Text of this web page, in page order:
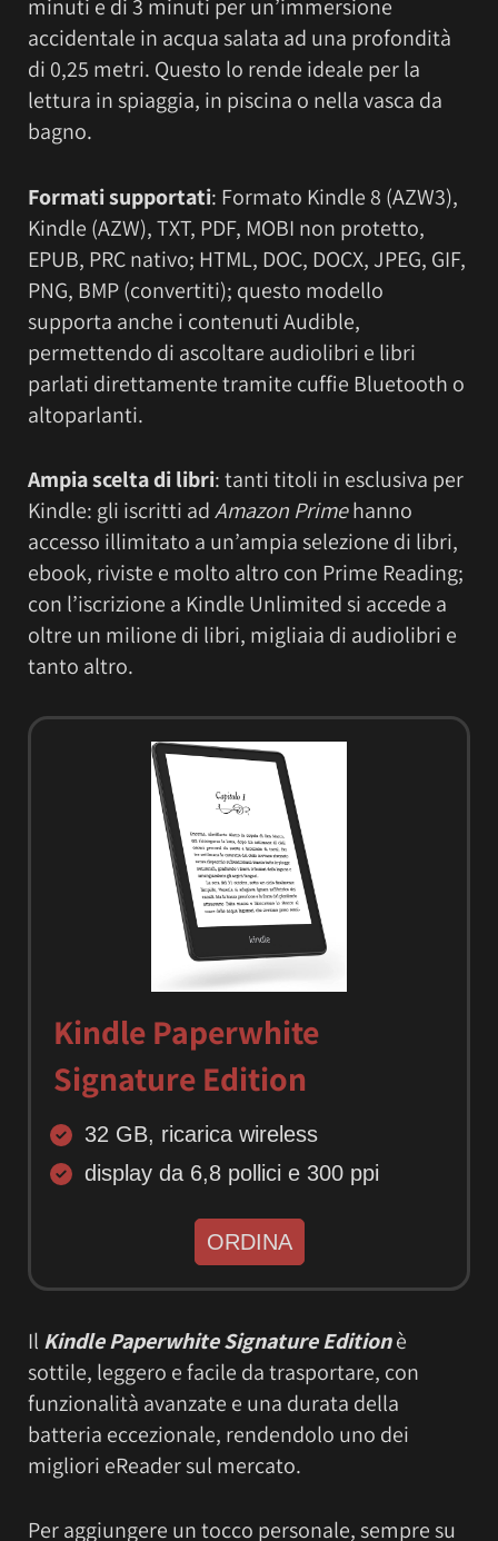
minuti e di 3 minuti per un’immersione
accidentale in acqua salata ad una profondità
di 0,25 metri. Questo lo rende ideale per la
lettura in spiaggia, in piscina o nella vasca da
bagno.
Formati supportati: Formato Kindle 8 (AZW3),
Kindle (AZW), TXT, PDF, MOBI non protetto,
EPUB, PRC nativo; HTML, DOC, DOCX, JPEG, GIF,
PNG, BMP (convertiti); questo modello
supporta anche i contenuti Audible,
permettendo di ascoltare audiolibri e libri
parlati direttamente tramite cuffie Bluetooth o
altoparlanti.
Ampia scelta di libri: tanti titoli in esclusiva per
Kindle: gli iscritti adAmazon Primehanno
accesso illimitato a un’ampia selezione di libri,
ebook, riviste e molto altro con Prime Reading;
con l’iscrizione a Kindle Unlimited si accede a
oltre un milione di libri, migliaia di audiolibri e
tanto altro.
Kindle Paperwhite
Signature Edition
32 GB, ricarica wireless
display da 6,8 pollici e 300 ppi
ORDINA
Il Kindle Paperwhite Signature Editionè
sottile, leggero e facile da trasportare, con
funzionalità avanzate e una durata della
batteria eccezionale, rendendolo uno dei
migliori eReader sul mercato.
Per aggiungere un tocco personale, sempre su